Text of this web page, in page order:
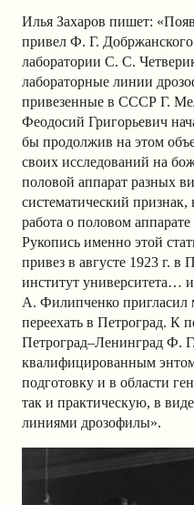
Илья Захаров пишет:
привел Ф. Г. Добржанского
лаборатории С. С.
лабораторные линии
привезенные в СССР Г.
Феодосий Григорьевич
бы продолжив на этом
своих исследований на
половой аппарат разных
систематический
работа о половом
Рукопись именно этой
привез в августе 1923 г. в
институт университета…
А. Филипченко пригласил
переехать в Петроград. К
Петроград–Ленинград Ф.
квалифицированным
подготовку и в области
так и практическую, в
линиями дрозофилы».